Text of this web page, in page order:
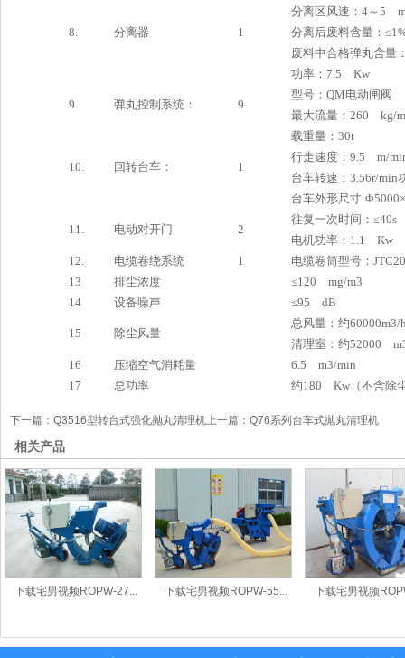
8. 分离器 1
分离区风速：4～5
分离后废料含量：
废料中合格弹丸含量
功率：7.5 Kw
9. 弹丸控制系统： 9
型号：QM电动闸阀
最大流量：260 kg/
10. 回转台车： 1
载重量：30t
行走速度：9.5 m/
台车转速：3.56r/
台车外形尺寸
11. 电动对开门 2
往复一次时间：≤40s
电机功率：1.1 Kw
12.
电缆卷绕系统 1
电缆卷筒型号：
13
排尘浓度
≤120 mg/m3
14
设备噪声 ≤95 dB
15 除尘风量
总风量：约60000m3/
清理室：约52000
16
压缩空气消耗量
6.5 m3/min
17
总功率 约180 Kw（不含除
下一篇： Q3516型转台式强化抛丸清理机上一篇： Q76系列台车式抛丸清理机
相关产品
下载宅男视频ROPW-27... 下载宅男视频ROPW-55... 下载宅男视频